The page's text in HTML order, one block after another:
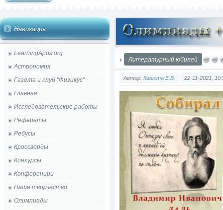
Навигация
LearningApps.org
Астрономия
Газета и клуб "Физикус"
Главная
Исследовательские работы
Рефераты
Ребусы
Кроссворды
Конкурсы
Конференции
Наше творчество
Олимпиады
Литературный юбилей
Автор: Калюта Е.В. 22-11-2021,